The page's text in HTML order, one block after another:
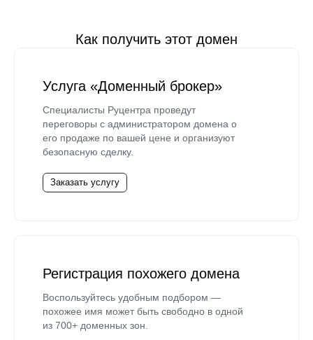
Как получить этот домен
Услуга «Доменный брокер»
Специалисты Руцентра проведут
переговоры с администратором домена о
его продаже по вашей цене и организуют
безопасную сделку.
Заказать услугу
Регистрация похожего домена
Воспользуйтесь удобным подбором —
похожее имя может быть свободно в одной
из 700+ доменных зон.